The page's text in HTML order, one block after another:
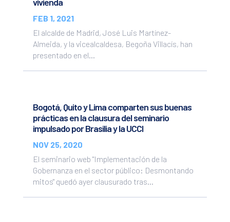
FEB 1, 2021
El alcalde de Madrid, José Luis Martínez-
Almeida, y la vicealcaldesa, Begoña Villacís, han
presentado en el...
Bogotá, Quito y Lima comparten sus buenas
prácticas en la clausura del seminario
impulsado por Brasilia y la UCCI
NOV 25, 2020
El seminario web "Implementación de la
Gobernanza en el sector público: Desmontando
mitos" quedó ayer clausurado tras...